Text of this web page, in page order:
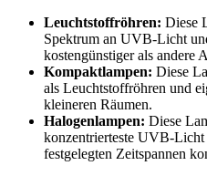
Leuchtstoffröhren: Diese
Spektrum an UVB-Licht
kostengünstiger als andere
Kompaktlampen: Diese
als Leuchtstoffröhren und
kleineren Räumen.
Halogenlampen: Diese
konzentrierteste UVB-
festgelegten Zeitspannen